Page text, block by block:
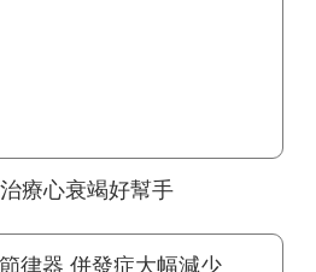
療心衰竭好幫手